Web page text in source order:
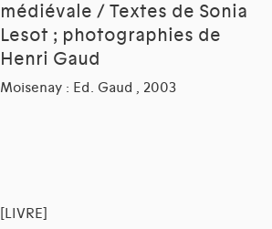
médiévale / Textes de Sonia
Lesot ; photographies de
Henri Gaud
Moisenay : Ed. Gaud , 2003
[LIVRE]